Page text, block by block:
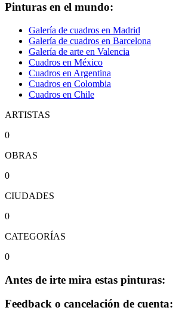
Pinturas en el mundo:
Galería de cuadros en Madrid
Galería de cuadros en Barcelona
Galería de arte en Valencia
Cuadros en México
Cuadros en Argentina
Cuadros en Colombia
Cuadros en Chile
ARTISTAS
0
OBRAS
0
CIUDADES
0
CATEGORÍAS
0
Antes de irte mira estas pinturas:
Feedback o cancelación de cuenta: